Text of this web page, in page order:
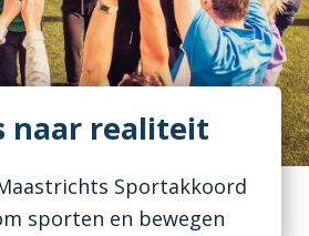
naar realiteit
Sportakkoord
sporten en bewegen